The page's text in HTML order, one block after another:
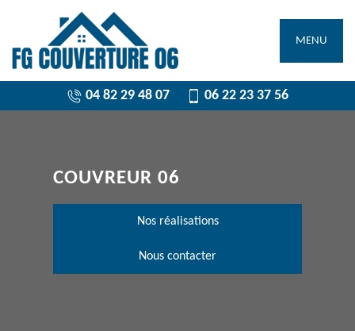
MENU
04 82 29 48 07 06 22 23 37 56
COUVREUR 06
Nos réalisations
Nous contacter